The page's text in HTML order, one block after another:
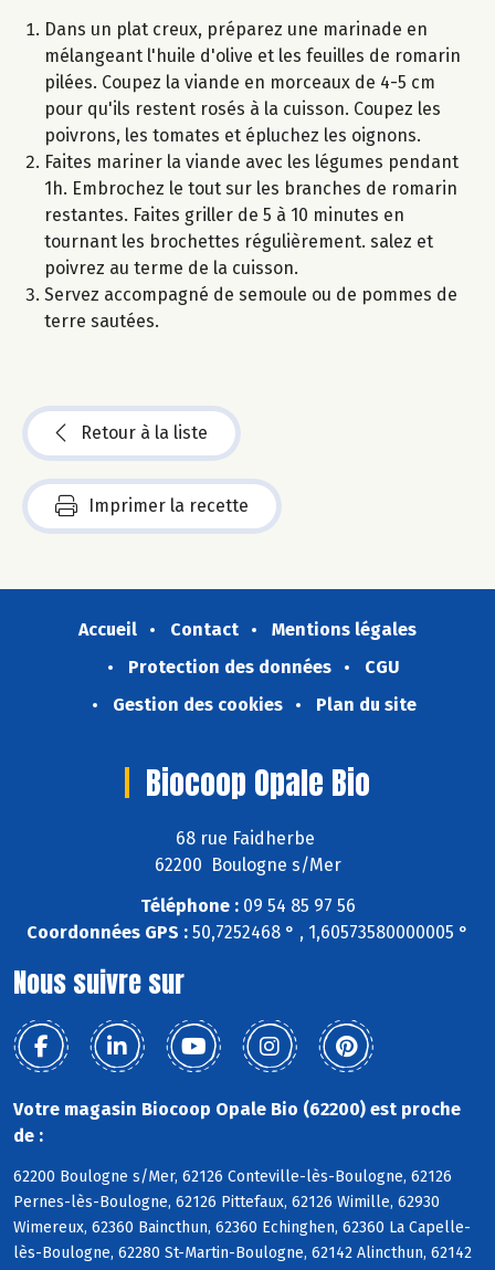
Dans un plat creux, préparez une marinade en
mélangeant l'huile d'olive et les feuilles de romarin
pilées. Coupez la viande en morceaux de 4-5 cm
pour qu'ils restent rosés à la cuisson. Coupez les
poivrons, les tomates et épluchez les oignons.
Faites mariner la viande avec les légumes pendant
1h. Embrochez le tout sur les branches de romarin
restantes. Faites griller de 5 à 10 minutes en
tournant les brochettes régulièrement. salez et
poivrez au terme de la cuisson.
Servez accompagné de semoule ou de pommes de
terre sautées.
Retour à la liste
Imprimer la recette
Accueil Contact
Mentions légales
Protection des données
CGU
Gestion des cookies
Plan du site
Biocoop Opale Bio
68 rue Faidherbe
62200 Boulogne s/Mer
Téléphone :09 54 85 97 56
Coordonnées GPS : 50,7252468 ° , 1,60573580000005 °
Nous suivre sur
Votre magasin Biocoop Opale Bio (62200) est proche
de :
62200 Boulogne s/Mer, 62126 Conteville-lès-Boulogne, 62126
Pernes-lès-Boulogne, 62126 Pittefaux, 62126 Wimille, 62930
Wimereux, 62360 Baincthun, 62360 Echinghen, 62360 La Capelle-
lès-Boulogne, 62280 St-Martin-Boulogne, 62142 Alincthun, 62142